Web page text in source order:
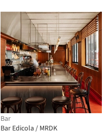
Bar
Bar Edicola / MRDK